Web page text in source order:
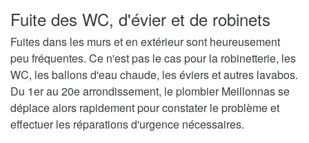
Fuite des WC, d'évier et de robinets
Fuites dans les murs et en extérieur sont heureusement
peu fréquentes. Ce n'est pas le cas pour la robinetterie, les
WC, les ballons d'eau chaude, les éviers et autres lavabos.
Du 1er au 20e arrondissement, le plombier Meillonnas se
déplace alors rapidement pour constater le problème et
effectuer les réparations d'urgence nécessaires.